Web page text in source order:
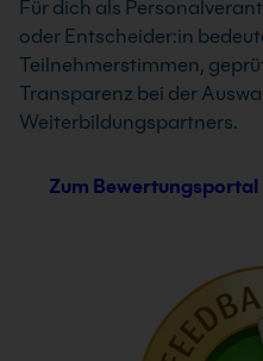
Für dich als
oder Entscheider:in
Teilnehmerstimmen,
Transparenz bei der
Weiterbildungspartners.
Zum Bewertungsportal